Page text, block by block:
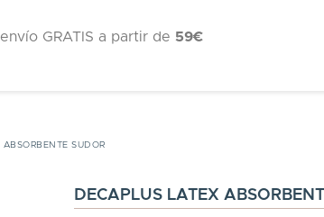
GRATIS a partir de 59€
ABSORBENTE SUDOR
DECAPLUS LATEX